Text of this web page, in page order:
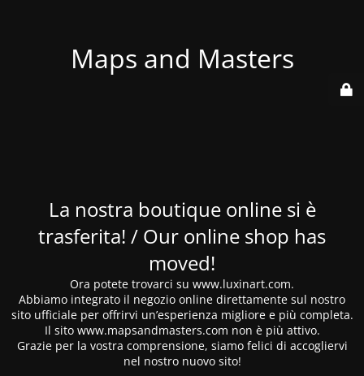
Maps and Masters
La nostra boutique online si è
trasferita! / Our online shop has
moved!
Ora potete trovarci su www.luxinart.com.
Abbiamo integrato il negozio online direttamente sul nostro
sito ufficiale per offrirvi un’esperienza migliore e più completa.
Il sito www.mapsandmasters.com non è più attivo.
Grazie per la vostra comprensione, siamo felici di accogliervi
nel nostro nuovo sito!